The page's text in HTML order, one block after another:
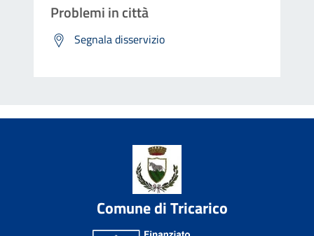
Problemi in città
Segnala disservizio
Comune di Tricarico